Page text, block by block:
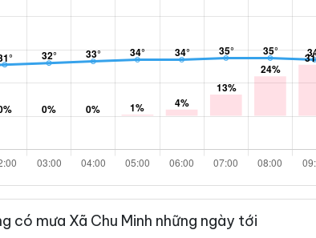
có mưa Xã Chu Minh những ngày tới